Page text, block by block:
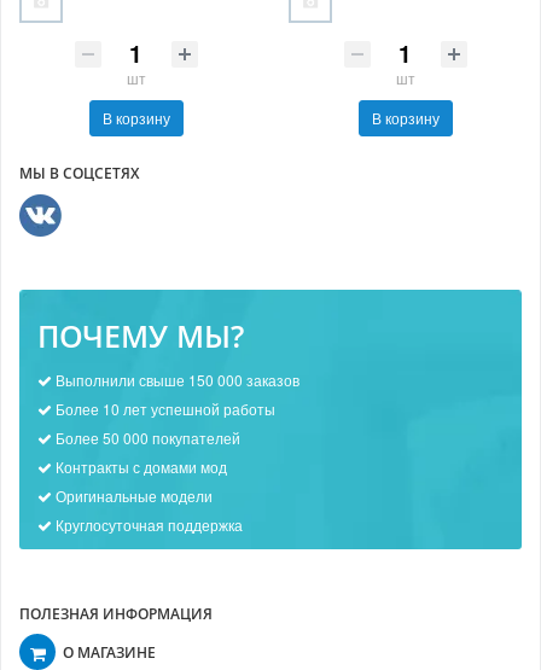
шт
В корзину
шт
В корзину
МЫ В СОЦСЕТЯХ
ПОЧЕМУ МЫ?
Выполнили свыше 150 000 заказов
Более 10 лет успешной работы
Более 50 000 покупателей
Контракты с домами мод
Оригинальные модели
Круглосуточная поддержка
ПОЛЕЗНАЯ ИНФОРМАЦИЯ
О МАГАЗИНЕ